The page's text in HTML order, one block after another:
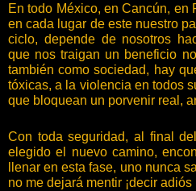
En todo México, en Cancún, en
en cada lugar de este nuestro
ciclo, depende de nosotros
que nos traigan un beneficio
también como sociedad, hay
tóxicas, a la violencia en todos
que bloquean un porvenir real,
Con toda seguridad, al final
elegido el nuevo camino,
llenar en esta fase, uno nunca
no me dejará mentir ¡decir